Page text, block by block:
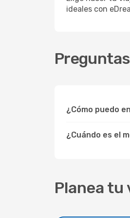
ideales con
¿Cómo puedo
¿Cuándo es el
Planea tu